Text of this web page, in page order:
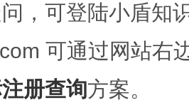
，可登陆小盾知
可通过网站右
册查询方案。